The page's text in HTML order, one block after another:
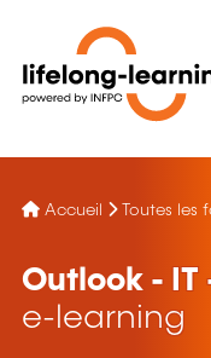
Accueil Toutes les
Outlook - IT
e-learning